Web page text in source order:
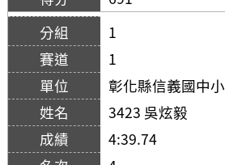
1
1
彰化縣信義國中小
3423 吳炫毅
4:39.74